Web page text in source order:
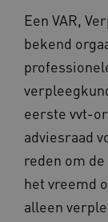
Een VAR,
bekend
eerste vvt-
adviesraad
reden om de
het vreemd
alleen